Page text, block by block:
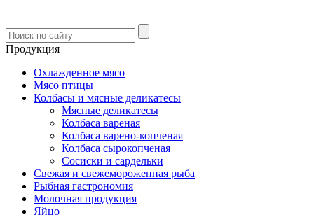
Продукция
Охлажденное мясо
Мясо птицы
Колбасы и мясные деликатесы
Мясные деликатесы
Колбаса вареная
Колбаса варено-копченая
Колбаса сырокопченая
Сосиски и сардельки
Свежая и свежемороженная рыба
Рыбная гастрономия
Молочная продукция
Яйцо